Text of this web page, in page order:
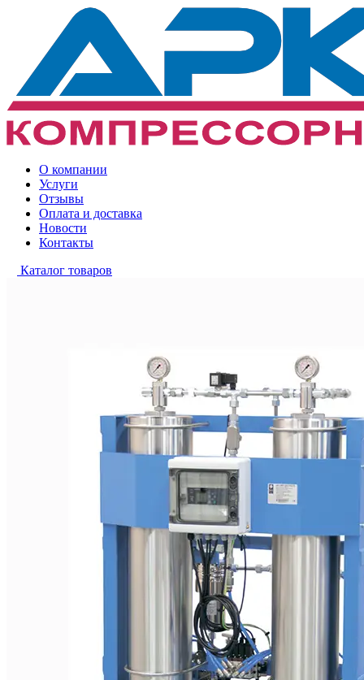
О компании
Услуги
Отзывы
Оплата и доставка
Новости
Контакты
Каталог товаров